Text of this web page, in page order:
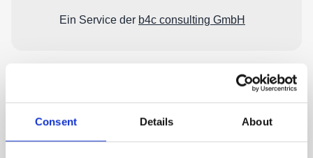
Consent Details About